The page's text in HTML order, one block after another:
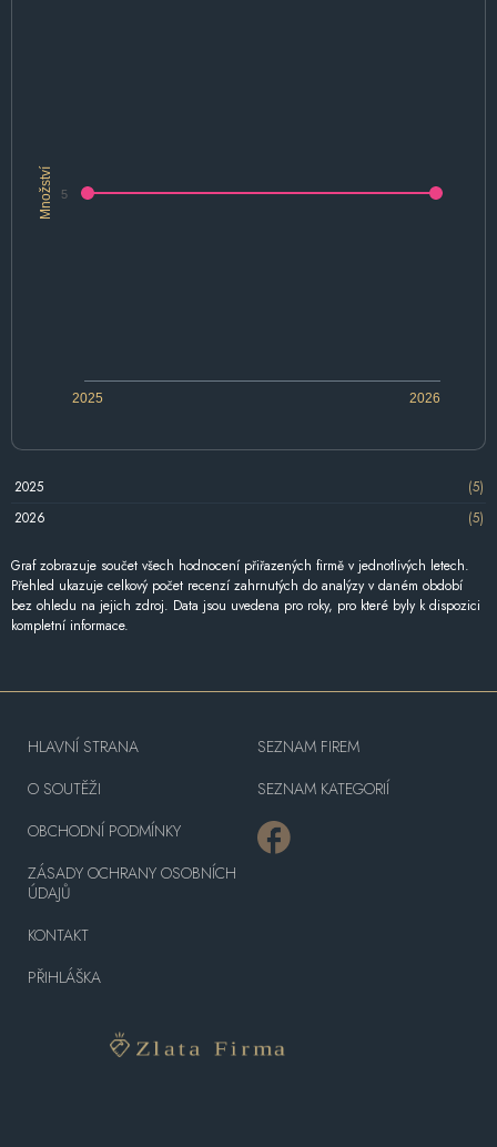
Množství
2025 2026
5
2025
(5)
2026
(5)
Graf zobrazuje součet všech hodnocení přiřazených firmě v jednotlivých letech.
Přehled ukazuje celkový počet recenzí zahrnutých do analýzy v daném období
bez ohledu na jejich zdroj. Data jsou uvedena pro roky, pro které byly k dispozici
kompletní informace.
HLAVNÍ STRANA
O SOUTĚŽI
OBCHODNÍ PODMÍNKY
ZÁSADY OCHRANY OSOBNÍCH
ÚDAJŮ
KONTAKT
PŘIHLÁŠKA
SEZNAM FIREM
SEZNAM KATEGORIÍ